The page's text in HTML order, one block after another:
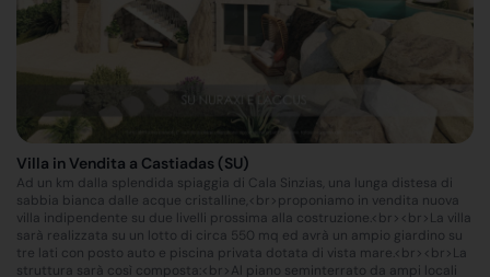
Villa in Vendita a Castiadas (SU)
Ad un km dalla splendida spiaggia di Cala Sinzias, una lunga distesa di
sabbia bianca dalle acque cristalline,<br>proponiamo in vendita nuova
villa indipendente su due livelli prossima alla costruzione.<br><br>La villa
sarà realizzata su un lotto di circa 550 mq ed avrà un ampio giardino su
tre lati con posto auto e piscina privata dotata di vista mare.<br><br>La
struttura sarà così composta:<br>Al piano seminterrato da ampi locali